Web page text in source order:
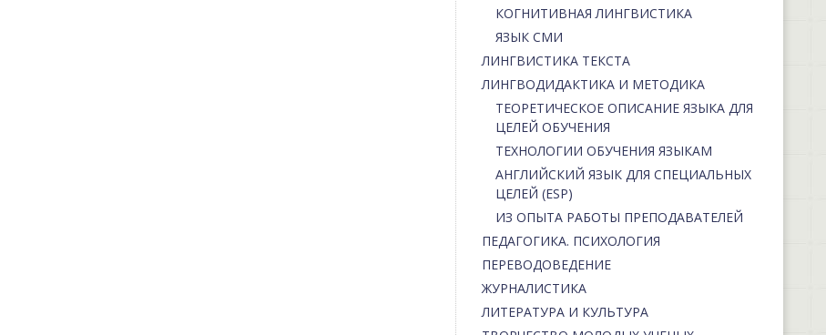
КОГНИТИВНАЯ ЛИНГВИСТИКА
ЯЗЫК СМИ
ЛИНГВИСТИКА ТЕКСТА
ЛИНГВОДИДАКТИКА И МЕТОДИКА
ТЕОРЕТИЧЕСКОЕ ОПИСАНИЕ ЯЗЫКА ДЛЯ
ЦЕЛЕЙ ОБУЧЕНИЯ
ТЕХНОЛОГИИ ОБУЧЕНИЯ ЯЗЫКАМ
АНГЛИЙСКИЙ ЯЗЫК ДЛЯ СПЕЦИАЛЬНЫХ
ЦЕЛЕЙ (ESP)
ИЗ ОПЫТА РАБОТЫ ПРЕПОДАВАТЕЛЕЙ
ПЕДАГОГИКА. ПСИХОЛОГИЯ
ПЕРЕВОДОВЕДЕНИЕ
ЖУРНАЛИСТИКА
ЛИТЕРАТУРА И КУЛЬТУРА